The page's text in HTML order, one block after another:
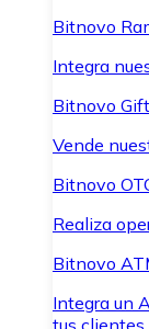
Bitnovo
Integra
Bitnovo
Vende
Bitnovo
Realiza
Bitnovo
Integra un
tus clientes